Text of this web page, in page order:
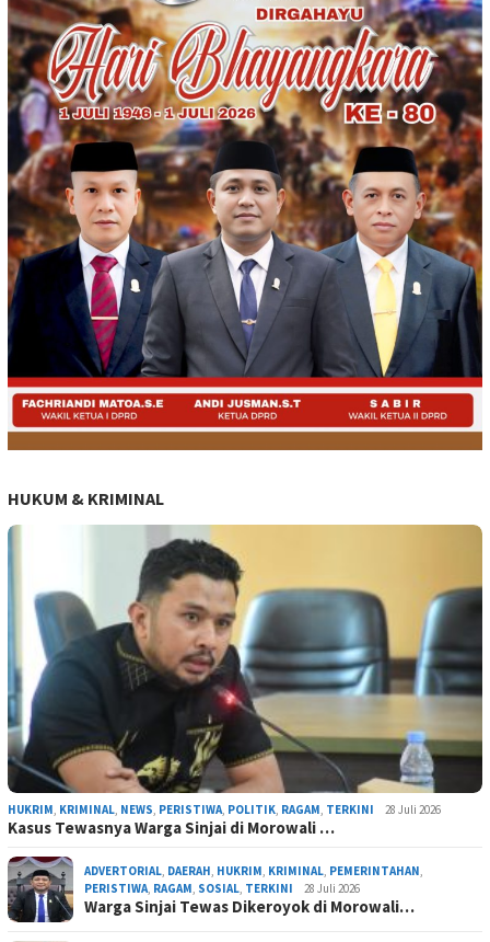
HUKUM & KRIMINAL
HUKRIM, KRIMINAL, NEWS, PERISTIWA, POLITIK, RAGAM, TERKINI 28 Juli 2026
Kasus Tewasnya Warga Sinjai di Morowali …
ADVERTORIAL, DAERAH, HUKRIM, KRIMINAL, PEMERINTAHAN,
PERISTIWA, RAGAM, SOSIAL, TERKINI 28 Juli 2026
Warga Sinjai Tewas Dikeroyok di Morowali…